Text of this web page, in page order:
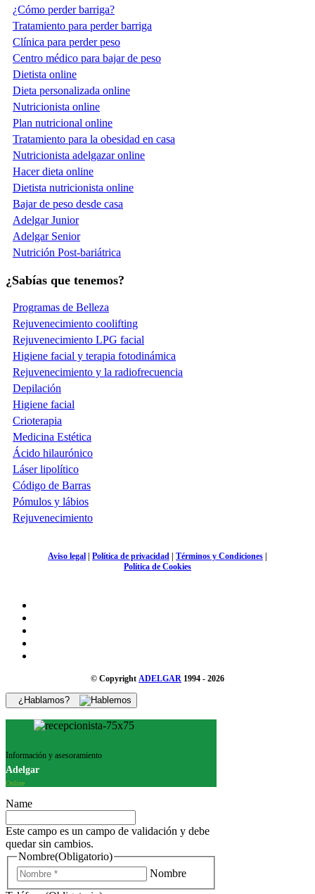
¿Cómo perder barriga?
Tratamiento para perder barriga
Clínica para perder peso
Centro médico para bajar de peso
Dietista online
Dieta personalizada online
Nutricionista online
Plan nutricional online
Tratamiento para la obesidad en casa
Nutricionista adelgazar online
Hacer dieta online
Dietista nutricionista online
Bajar de peso desde casa
Adelgar Junior
Adelgar Senior
Nutrición Post-bariátrica
¿Sabías que tenemos?
Programas de Belleza
Rejuvenecimiento coolifting
Rejuvenecimiento LPG facial
Higiene facial y terapia fotodinámica
Rejuvenecimiento y la radiofrecuencia
Depilación
Higiene facial
Crioterapia
Medicina Estética
Ácido hilaurónico
Láser lipolítico
Código de Barras
Pómulos y lábios
Rejuvenecimiento
Aviso legal | Política de privacidad | Términos y Condiciones |
Política de Cookies
© Copyright ADELGAR 1994 - 2026
¿Hablamos?
Información y asesoramiento
Adelgar
Online
Name
Este campo es un campo de validación y debe
quedar sin cambios.
Nombre(Obligatorio)
Nombre